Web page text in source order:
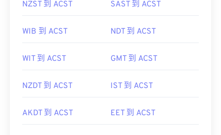
NZST 到 ACST SAST 到 ACST
WIB 到 ACST NDT 到 ACST
WIT 到 ACST GMT 到 ACST
NZDT 到 ACST IST 到 ACST
AKDT 到 ACST EET 到 ACST